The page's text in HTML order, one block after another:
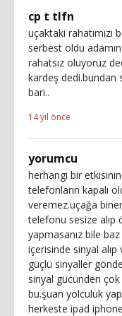
cp t tlfn
uçaktaki
serbest oldu
rahatsız oluyoruz
kardeş
bari..
14 yıl önce
yorumcu
herhangi bir
telefonların kapalı
veremez.uçağa
telefonu sesize
yapmasanız bile
içerisinde sinyal
güçlü sinyaller
sinyal gücünden
bu.şuan yolculuk
herkeste ipad